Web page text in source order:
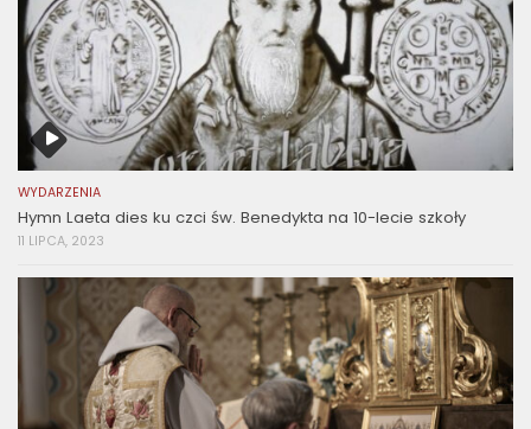
WYDARZENIA
Hymn Laeta dies ku czci św. Benedykta na 10-lecie szkoły
11 LIPCA, 2023